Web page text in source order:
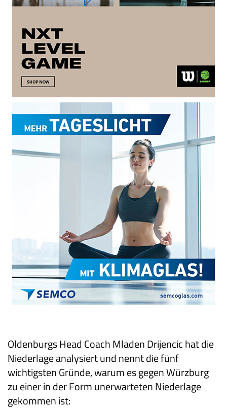
Oldenburgs Head Coach Mladen Drijencic hat die
Niederlage analysiert und nennt die fünf
wichtigsten Gründe, warum es gegen Würzburg
zu einer in der Form unerwarteten Niederlage
gekommen ist: